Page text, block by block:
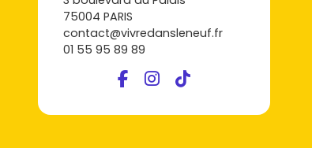
75004 PARIS
contact@vivredansleneuf.fr
01 55 95 89 89